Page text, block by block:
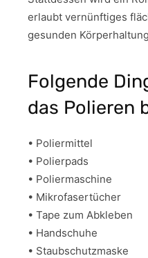
erlaubt vernünftiges
gesunden
Folgende
das Polieren
• Poliermittel
• Polierpads
• Poliermaschine
• Mikrofasertücher
• Tape zum Abkleben
• Handschuhe
• Staubschutzmaske